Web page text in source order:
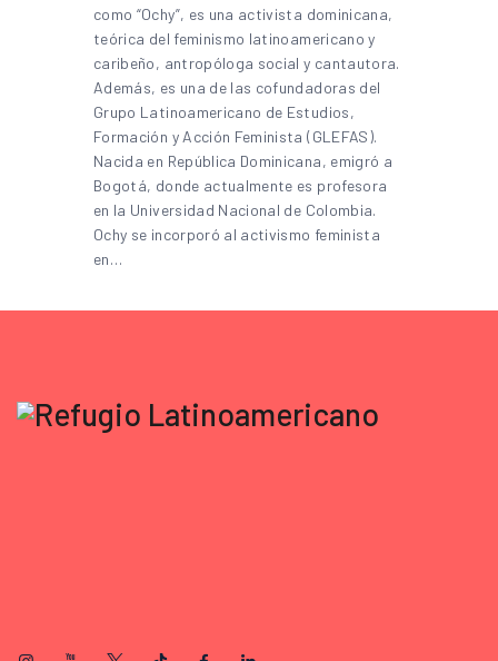
como “Ochy”, es una activista dominicana,
teórica del feminismo latinoamericano y
caribeño, antropóloga social y cantautora.
Además, es una de las cofundadoras del
Grupo Latinoamericano de Estudios,
Formación y Acción Feminista (GLEFAS).
Nacida en República Dominicana, emigró a
Bogotá, donde actualmente es profesora
en la Universidad Nacional de Colombia.
Ochy se incorporó al activismo feminista
en…